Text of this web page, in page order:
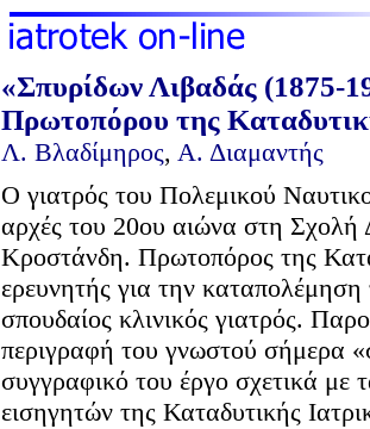
«Σπυρίδων Λιβαδάς (1875-
Πρωτοπόρου της
Λ. Βλαδίμηρος, Α. Διαμαντής
Ο γιατρός του Πολεμικού
αρχές του 20ου αιώνα στη
Κροστάνδη. Πρωτοπόρος της
ερευνητής για την
σπουδαίος κλινικός γιατρός.
περιγραφή του γνωστού σήμερα
συγγραφικό του έργο σχετικά
εισηγητών της Καταδυτικής